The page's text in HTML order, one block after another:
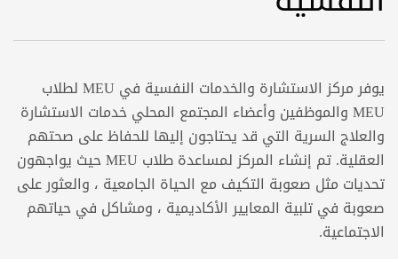
يوفر مركز الاستشارة والخدمات النفسية في MEU لطلاب
MEU والموظفين وأعضاء المجتمع المحلي خدمات الاستشارة
والعلاج السرية التي قد يحتاجون إليها للحفاظ على صحتهم
العقلية. تم إنشاء المركز لمساعدة طلاب MEU حيث يواجهون
تحديات مثل صعوبة التكيف مع الحياة الجامعية ، والعثور على
صعوبة في تلبية المعايير الأكاديمية ، ومشاكل في حياتهم
الاجتماعية.